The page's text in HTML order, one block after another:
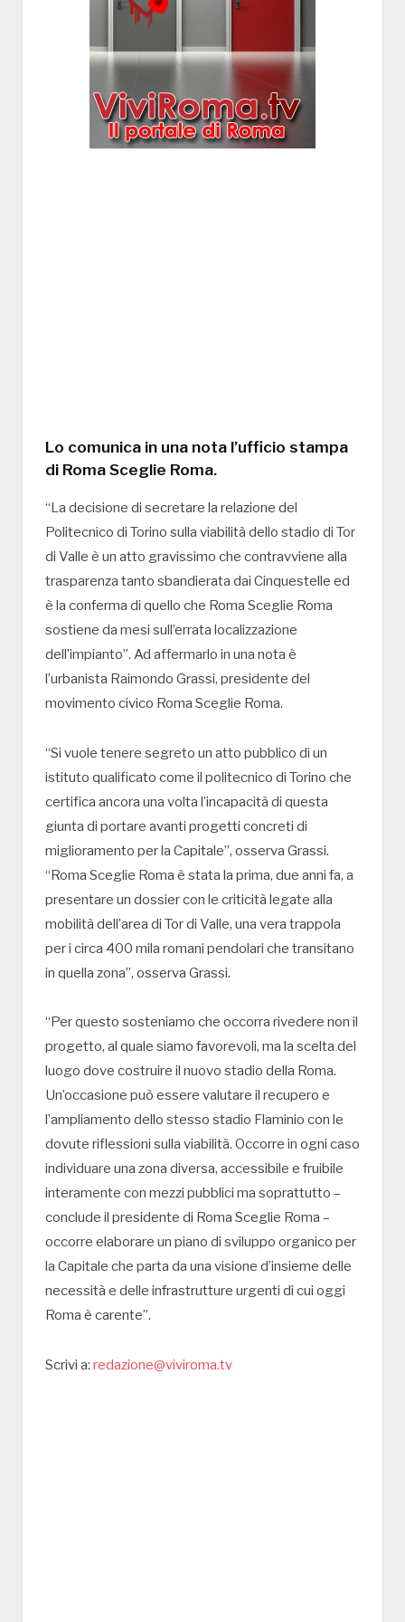
Lo comunica in una nota l’ufficio stampa
di Roma Sceglie Roma.
“La decisione di secretare la relazione del
Politecnico di Torino sulla viabilità dello stadio di Tor
di Valle è un atto gravissimo che contravviene alla
trasparenza tanto sbandierata dai Cinquestelle ed
è la conferma di quello che Roma Sceglie Roma
sostiene da mesi sull’errata localizzazione
dell’impianto”. Ad affermarlo in una nota è
l’urbanista Raimondo Grassi, presidente del
movimento civico Roma Sceglie Roma.
“Si vuole tenere segreto un atto pubblico di un
istituto qualificato come il politecnico di Torino che
certifica ancora una volta l’incapacità di questa
giunta di portare avanti progetti concreti di
miglioramento per la Capitale”, osserva Grassi.
“Roma Sceglie Roma è stata la prima, due anni fa, a
presentare un dossier con le criticità legate alla
mobilità dell’area di Tor di Valle, una vera trappola
per i circa 400 mila romani pendolari che transitano
in quella zona”, osserva Grassi.
“Per questo sosteniamo che occorra rivedere non il
progetto, al quale siamo favorevoli, ma la scelta del
luogo dove costruire il nuovo stadio della Roma.
Un’occasione può essere valutare il recupero e
l’ampliamento dello stesso stadio Flaminio con le
dovute riflessioni sulla viabilità. Occorre in ogni caso
individuare una zona diversa, accessibile e fruibile
interamente con mezzi pubblici ma soprattutto –
conclude il presidente di Roma Sceglie Roma –
occorre elaborare un piano di sviluppo organico per
la Capitale che parta da una visione d’insieme delle
necessità e delle infrastrutture urgenti di cui oggi
Roma è carente”.
Scrivi a: redazione@viviroma.tv